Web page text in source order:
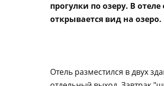
прогулки по озеру. В
открывается вид на озеро.
Отель разместился в двух